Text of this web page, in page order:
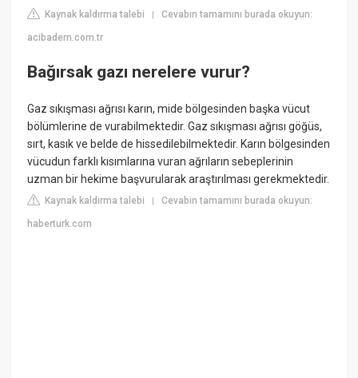
Kaynak kaldırma talebi |Cevabın tamamını burada okuyun:
acibadem.com.tr
Bağırsak gazı nerelere vurur?
Gaz sıkışması ağrısı karın, mide bölgesinden başka vücut
bölümlerine de vurabilmektedir. Gaz sıkışması ağrısı göğüs,
sırt, kasık ve belde de hissedilebilmektedir. Karın bölgesinden
vücudun farklı kısımlarına vuran ağrıların sebeplerinin
uzman bir hekime başvurularak araştırılması gerekmektedir.
Kaynak kaldırma talebi |Cevabın tamamını burada okuyun:
haberturk.com